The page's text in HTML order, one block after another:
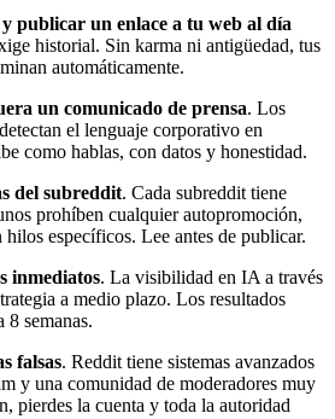
publicar un enlace a tu web al día
historial. Sin karma ni antigüedad, tus
automáticamente.
un comunicado de prensa. Los
el lenguaje corporativo en
como hablas, con datos y honestidad.
del subreddit. Cada subreddit tiene
prohíben cualquier autopromoción,
específicos. Lee antes de publicar.
inmediatos. La visibilidad en IA a través
a medio plazo. Los resultados
8 semanas.
falsas. Reddit tiene sistemas avanzados
y una comunidad de moderadores muy
pierdes la cuenta y toda la autoridad